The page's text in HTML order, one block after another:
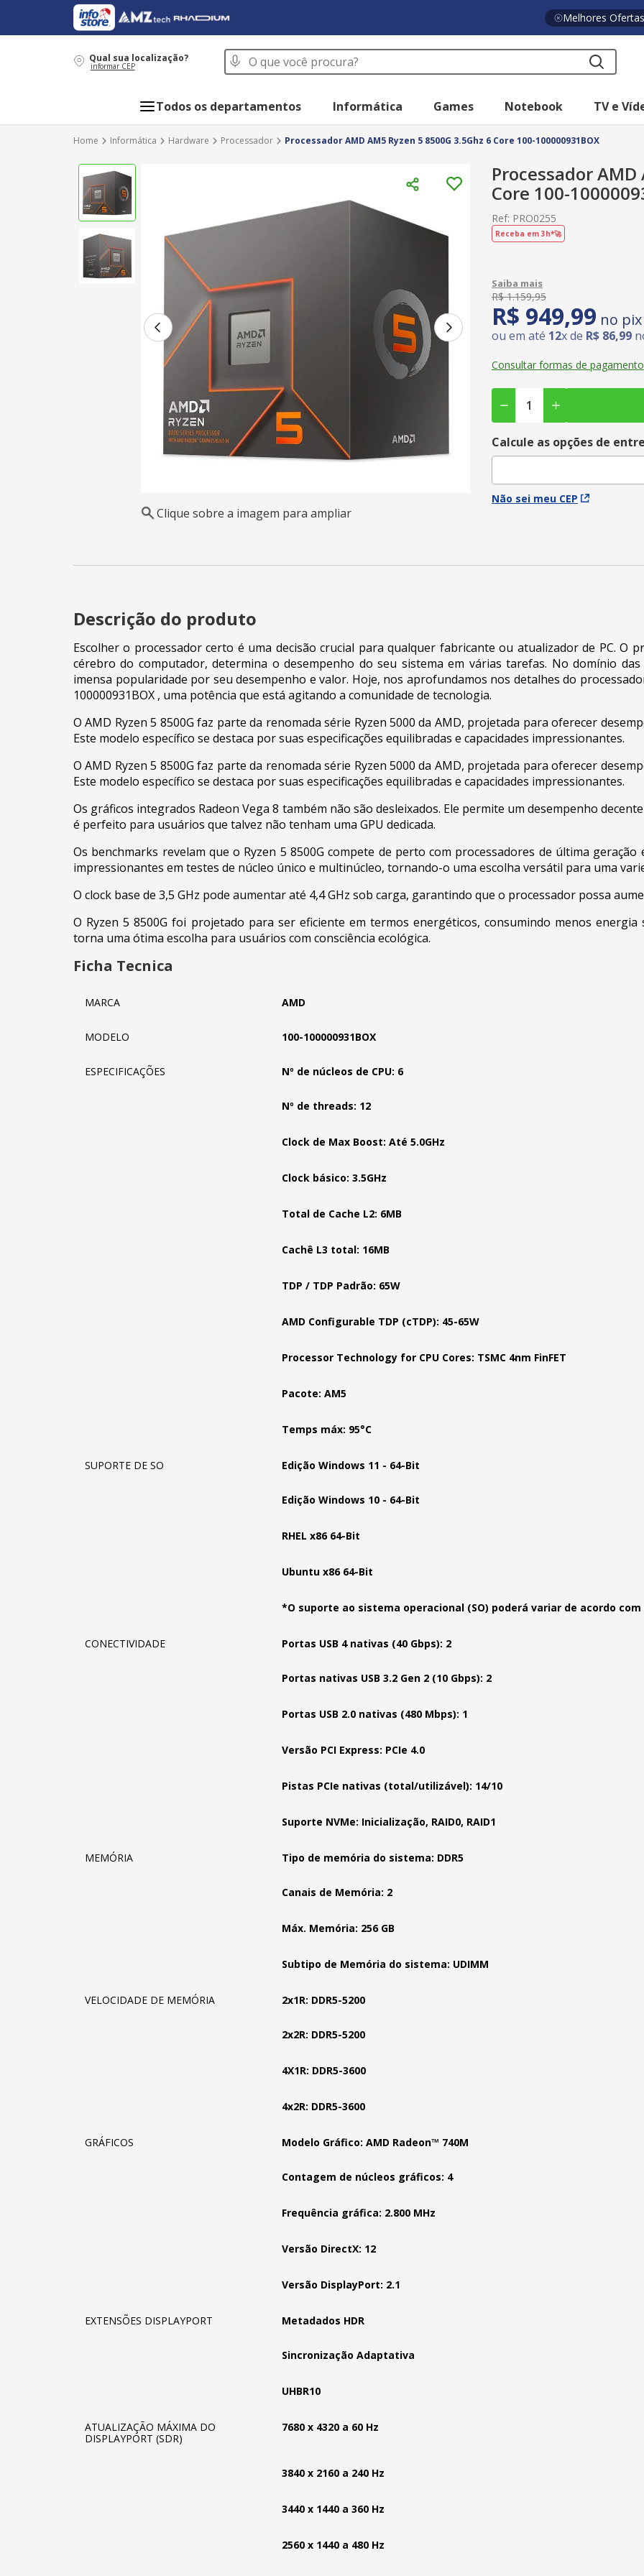
Melhores Ofertas
Qual sua localização?
informar CEP
O que você procura?
Todos os departamentos Informática Games Notebook TV e
Informática Hardware Processador Processador AMD AM5 Ryzen 5 8500G 3.5Ghz 6 Core 100-100000931BOX
Clique sobre a imagem para ampliar
Processador AMD
Core 100-
Ref: PRO0255
Receba em 3h*🚀
R$ 1.159,95
R$ 949,99 no pix
ou em até 12x de R$ 86,99
Consultar formas de pagamento
Calcule as opções de
Não sei meu CEP
Descrição do produto
Escolher o processador certo é uma decisão crucial para qualquer fabricante ou atualizador de PC. O
cérebro do computador, determina o desempenho do seu sistema em várias tarefas. No domínio das
imensa popularidade por seu desempenho e valor. Hoje, nos aprofundamos nos detalhes do
100000931BOX , uma potência que está agitando a comunidade de tecnologia.
O AMD Ryzen 5 8500G faz parte da renomada série Ryzen 5000 da AMD, projetada para oferecer
Este modelo específico se destaca por suas especificações equilibradas e capacidades impressionantes.
O AMD Ryzen 5 8500G faz parte da renomada série Ryzen 5000 da AMD, projetada para oferecer
Este modelo específico se destaca por suas especificações equilibradas e capacidades impressionantes.
Os gráficos integrados Radeon Vega 8 também não são desleixados. Ele permite um desempenho
é perfeito para usuários que talvez não tenham uma GPU dedicada.
Os benchmarks revelam que o Ryzen 5 8500G compete de perto com processadores de última
impressionantes em testes de núcleo único e multinúcleo, tornando-o uma escolha versátil para uma
O clock base de 3,5 GHz pode aumentar até 4,4 GHz sob carga, garantindo que o processador possa
O Ryzen 5 8500G foi projetado para ser eficiente em termos energéticos, consumindo menos
torna uma ótima escolha para usuários com consciência ecológica.
Ficha Tecnica
MARCA AMD
MODELO 100-100000931BOX
ESPECIFICAÇÕES Nº de núcleos de CPU: 6
Nº de threads: 12
Clock de Max Boost: Até 5.0GHz
Clock básico: 3.5GHz
Total de Cache L2: 6MB
Cachê L3 total: 16MB
TDP / TDP Padrão: 65W
AMD Configurable TDP (cTDP): 45-65W
Processor Technology for CPU Cores: TSMC 4nm FinFET
Pacote: AM5
Temps máx: 95°C
SUPORTE DE SO Edição Windows 11 - 64-Bit
Edição Windows 10 - 64-Bit
RHEL x86 64-Bit
Ubuntu x86 64-Bit
*O suporte ao sistema operacional (SO) poderá variar de acordo
CONECTIVIDADE Portas USB 4 nativas (40 Gbps): 2
Portas nativas USB 3.2 Gen 2 (10 Gbps): 2
Portas USB 2.0 nativas (480 Mbps): 1
Versão PCI Express: PCIe 4.0
Pistas PCIe nativas (total/utilizável): 14/10
Suporte NVMe: Inicialização, RAID0, RAID1
MEMÓRIA Tipo de memória do sistema: DDR5
Canais de Memória: 2
Máx. Memória: 256 GB
Subtipo de Memória do sistema: UDIMM
VELOCIDADE DE MEMÓRIA 2x1R: DDR5-5200
2x2R: DDR5-5200
4X1R: DDR5-3600
4x2R: DDR5-3600
GRÁFICOS Modelo Gráfico: AMD Radeon™ 740M
Contagem de núcleos gráficos: 4
Frequência gráfica: 2.800 MHz
Versão DirectX: 12
Versão DisplayPort: 2.1
EXTENSÕES DISPLAYPORT Metadados HDR
Sincronização Adaptativa
UHBR10
ATUALIZAÇÃO MÁXIMA DO
DISPLAYPORT (SDR)
7680 x 4320 a 60 Hz
3840 x 2160 a 240 Hz
3440 x 1440 a 360 Hz
2560 x 1440 a 480 Hz